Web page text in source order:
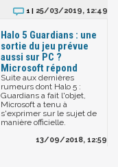
1 | 25/03/2019, 12:49
Halo 5 Guardians : une
sortie du jeu prévue
aussi sur PC ?
Microsoft répond
Suite aux dernières
rumeurs dont Halo 5 :
Guardians a fait l'objet,
Microsoft a tenu à
s'exprimer sur le sujet de
manière officielle.
13/09/2018, 12:59